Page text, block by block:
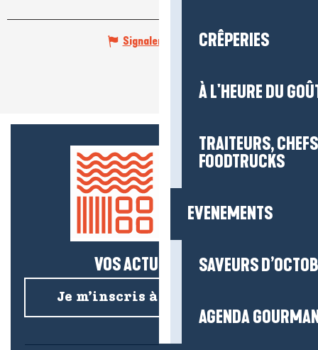
CRÊPERIES
À L'HEURE DU
TRAITEURS,
FOODTRUCKS
EVENEMENTS
SAVEURS
AGENDA
Signaler une erreur
VOS ACTUS SALÉES !
Je m’inscris à la newsletter